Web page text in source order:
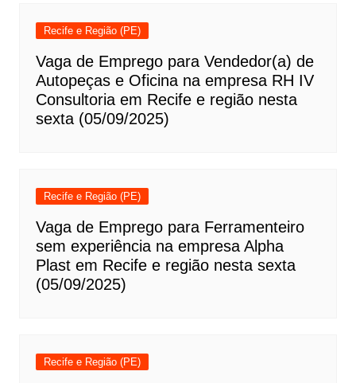
Recife e Região (PE)
Vaga de Emprego para Vendedor(a) de
Autopeças e Oficina na empresa RH IV
Consultoria em Recife e região nesta
sexta (05/09/2025)
Recife e Região (PE)
Vaga de Emprego para Ferramenteiro
sem experiência na empresa Alpha
Plast em Recife e região nesta sexta
(05/09/2025)
Recife e Região (PE)